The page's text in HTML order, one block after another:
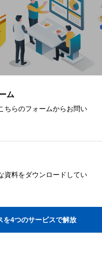
ム
ちらのフォームからお問い
資料をダウンロードしてい
を4つのサービスで解放